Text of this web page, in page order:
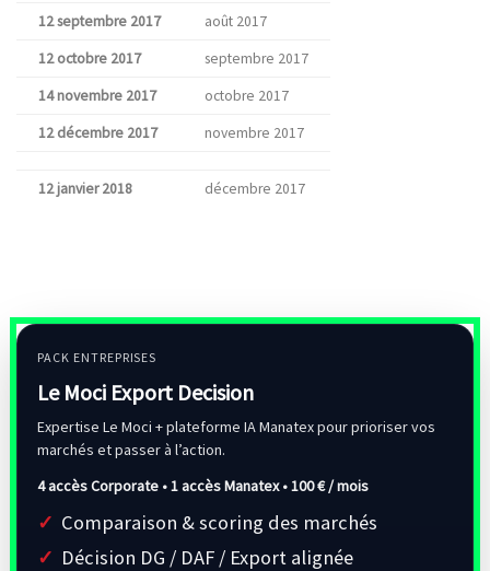
12 septembre 2017
août 2017
12 octobre 2017
septembre 2017
14 novembre 2017
octobre 2017
12 décembre 2017
novembre 2017
12 janvier 2018 décembre 2017
PACK ENTREPRISES
Le Moci Export Decision
Expertise Le Moci + plateforme IA Manatex pour prioriser vos
marchés et passer à l’action.
4 accès Corporate • 1 accès Manatex •100 € / mois
Comparaison & scoring des marchés
Décision DG / DAF / Export alignée